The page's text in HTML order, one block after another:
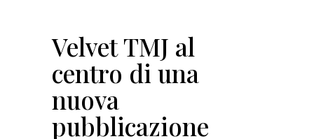
Velvet TMJ al
centro di una
nuova
pubblicazione